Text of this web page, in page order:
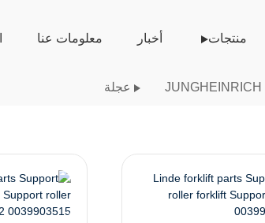
منتجات أخبار معلومات عنا
عجلة